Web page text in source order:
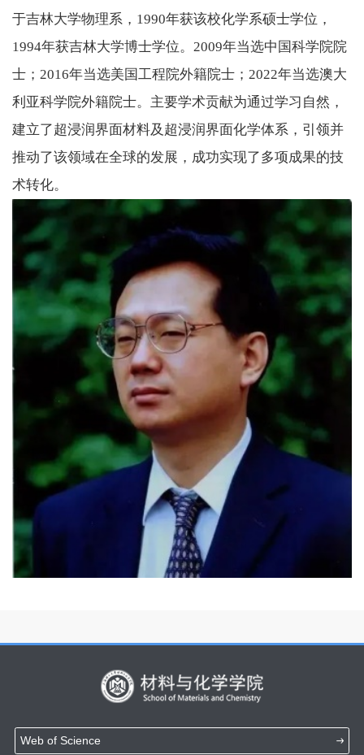
于吉林大学物理系， 1990年获该校化学系硕士学位，
1994年获吉林大学博士学位。 2009年当选中国科学院院
士； 2016年当选美国工程院外籍院士； 2022年当选澳大
利亚科学院外籍院士。主要学术贡献为通过学习自然，
建立了超浸润界面材料及超浸润界面化学体系，引领并
推动了该领域在全球的发展，成功实现了多项成果的技
术转化。
Web of Science